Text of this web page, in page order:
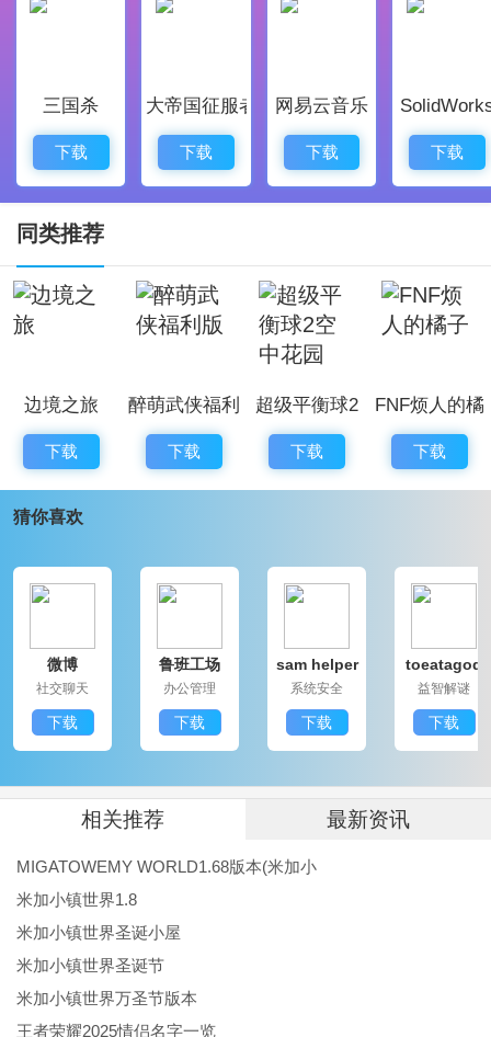
趣不断。
2、趣味探索的场景与任务，带给玩家不断变化的体验，
保持新鲜感。
3、即时切换场景，增强游戏的趣味性，让玩家精彩不
4、与多位NPC互动时，能发现隐藏的彩蛋，推动新的冒
险故事。
5、时尚换装系统，玩家可以尝试各种人物造型，打破传
统局限。
米加小镇世界游戏评价：
游戏中可以根据自己的想法进行无限的创造，享受个性
喜欢探索的小朋友，热衷于创造的大朋友，都能在此找
段的玩家提供了便捷和舒适的游戏体验。
米加小镇世界更新日志：
增加多种新角色供玩家选择
优化了场景切换速度，流畅度显著提升
新增服装设计工具，玩家可以更自由地制作服装
丰富了每日任务，增加了更多的乐趣和挑战
修复了一些已知的Bug，提高了游戏稳定性
三国杀
下载
大帝国征服者
下载
网易云音乐
下载 下载
同类推荐
边境之旅
下载
醉萌武侠福利
版
下载
超级平衡球2
空中花园
下载
FNF烦人的橘
子
下载
猜你喜欢
微博
社交聊天
下载
鲁班工场
办公管理
下载
sam helper
系统安全
下载
toeatagod
益智解谜
下载
相关推荐 最新资讯
MIGATOWEMY WORLD1.68版本(米加小
米加小镇世界1.8
米加小镇世界圣诞小屋
米加小镇世界圣诞节
米加小镇世界万圣节版本
王者荣耀2025情侣名字一览